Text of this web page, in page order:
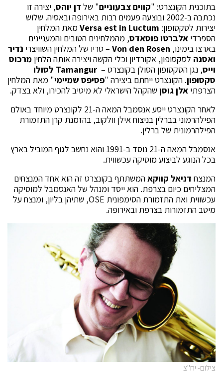
בתוכנית הקונצרט: "קווים צבעוניים" של דן יוהס, יצירה זו
נכתבה ב-2002 ובוצעה פעמים רבות באירופה ובאסיה. שלוש
יצירות לסקסופון: Versa est in Luctum מאת המלחין
הספרדי אלברטו פוסאדס, מהמלחינים הטובים והמעניינים
בארצו בימינו, Von den Rosen – טריו של המלחין השוויצרי נדיר
ואסנה לסקסופון, אקורדיון וכלי הקשה ויצירה אותה הלחין מרכוס
וייס, נגן הסקסופון הסולן בקונצרט – Tamangur לסולו
סקסופון. הקונצרט ייחתם ביצירה "פסיפס שמיימי" מאת המלחין
הצרפתי אלן גוסןשהקהל הישראלי לא מיטיב להכירו, ולא בצדק.
לאחר הקונצרט ייסע אנסמבל המאה ה-21 לקונצרט מיוחד באולם
הפילהרמוני בברלין בניצוח אילן וולקוב, בהזמנת קרן התזמורת
הפילהרמונית של ברלין.
אנסמבל המאה ה-21 נוסד ב-1991 והוא נחשב לגוף המוביל בארץ
בכל הנוגע לביצוע מוסיקה עכשווית.
המנצח דניאל קווקאהמשתתף בקונצרט זה הוא אחד המנצחים
המצליחים כיום בצרפת. הוא ייסד ומנהל של האנסמבל למוסיקה
עכשווית ואת התזמורת הסימפונית OSE, שתיהן בליון, ומנצח על
מיטב התזמורות בצרפת ובאירופה.
צילום- יח"צ